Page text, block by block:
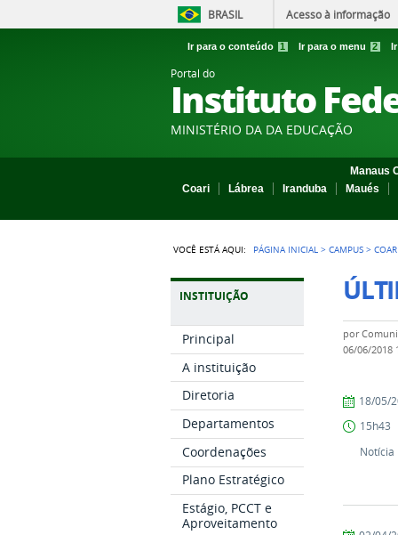
BRASIL Acesso à informação
Ir para o conteúdo 1 Ir para o menu 2
Portal do
Instituto
MINISTÉRIO DA DA EDUCAÇÃO
Manaus
Coari
Lábrea Iranduba Maués
VOCÊ ESTÁ AQUI: PÁGINA INICIAL >CAMPUS >COARI
INSTITUIÇÃO
Principal
A instituição
Diretoria
Departamentos
Coordenações
Plano Estratégico
Estágio, PCCT e
Aproveitamento
por
06/06/2018
por
COARI
publicado
18/05/
15h43
Notícia